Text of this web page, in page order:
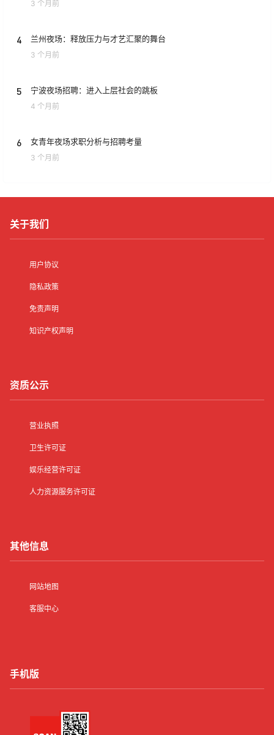
3 个月前
4 兰州夜场：释放压力与才艺汇聚的舞台
3 个月前
5 宁波夜场招聘：进入上层社会的跳板
4 个月前
6 女青年夜场求职分析与招聘考量
3 个月前
关于我们
用户协议
隐私政策
免责声明
知识产权声明
资质公示
营业执照
卫生许可证
娱乐经营许可证
人力资源服务许可证
其他信息
网站地图
客服中心
手机版